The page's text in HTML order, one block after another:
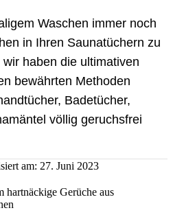
Waschen immer noch
in Ihren Saunatüchern zu
haben die ultimativen
bewährten Methoden
Badetücher,
völlig geruchsfrei
am: 27. Juni 2023